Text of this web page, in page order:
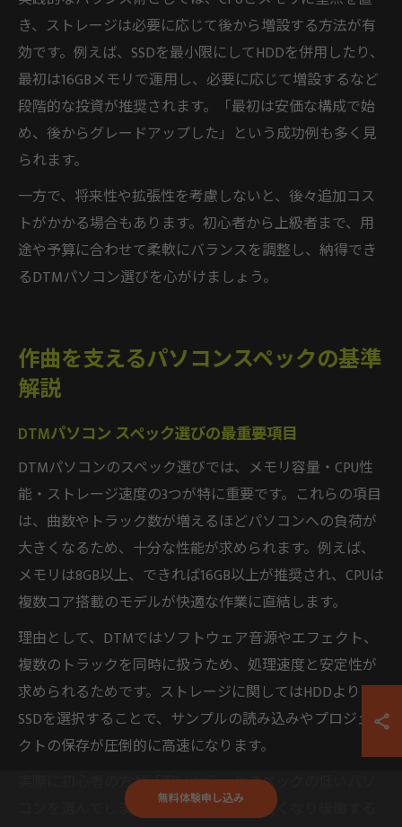
き、ストレージは必要に応じて後から増設する方法が有
効です。例えば、SSDを最小限にしてHDDを併用したり、
最初は16GBメモリで運用し、必要に応じて増設するなど
段階的な投資が推奨されます。「最初は安価な構成で始
め、後からグレードアップした」という成功例も多く見
られます。
一方で、将来性や拡張性を考慮しないと、後々追加コス
トがかかる場合もあります。初心者から上級者まで、用
途や予算に合わせて柔軟にバランスを調整し、納得でき
るDTMパソコン選びを心がけましょう。
作曲を支えるパソコンスペックの基準
解説
DTMパソコン スペック選びの最重要項目
DTMパソコンのスペック選びでは、メモリ容量・CPU性
能・ストレージ速度の3つが特に重要です。これらの項目
は、曲数やトラック数が増えるほどパソコンへの負荷が
大きくなるため、十分な性能が求められます。例えば、
メモリは8GB以上、できれば16GB以上が推奨され、CPUは
複数コア搭載のモデルが快適な作業に直結します。
理由として、DTMではソフトウェア音源やエフェクト、
複数のトラックを同時に扱うため、処理速度と安定性が
求められるためです。ストレージに関してはHDDよりも
SSDを選択することで、サンプルの読み込みやプロジェ
クトの保存が圧倒的に高速になります。
実際に初心者の方が「安いから」とスペックの低いパソ
コンを選んでしまい、ソフトの動作が重くなり後悔する
無料体験申し込み